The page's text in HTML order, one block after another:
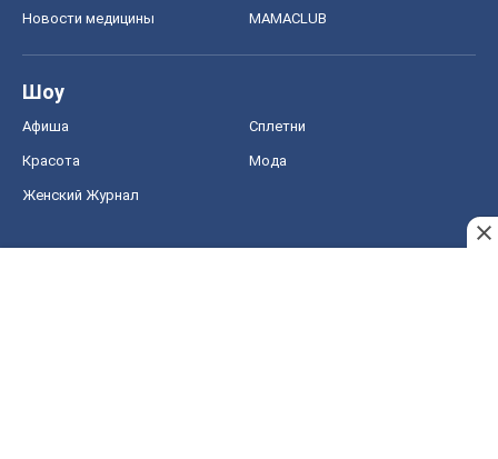
Новости медицины MAMACLUB
Шоу
Афиша Сплетни
Красота Мода
Женский Журнал